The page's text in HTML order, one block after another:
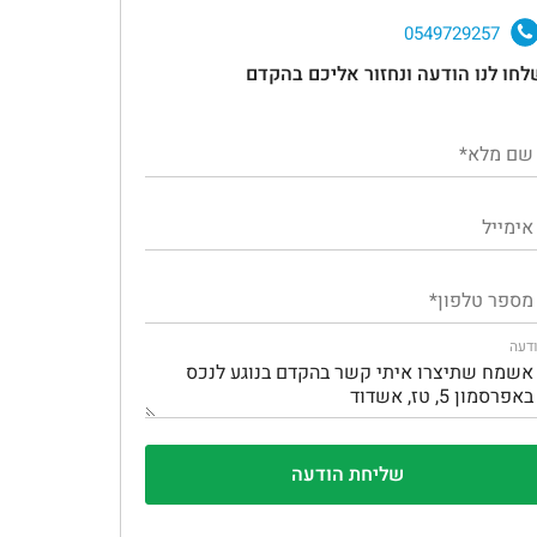
0549729257
לנו הודעה ונחזור אליכם בהקדם